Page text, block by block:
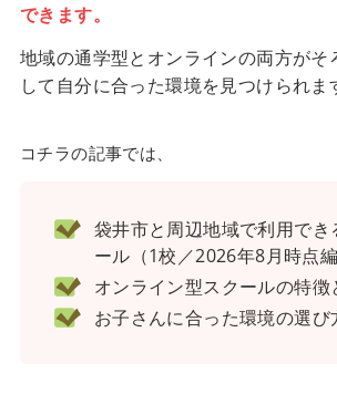
できます。
地域の通学型とオンラインの両方がそ
して自分に合った環境を見つけられま
コチラの記事では、
袋井市と周辺地域で利用でき
ール（1校／2026年8月時点編
オンライン型スクールの特徴
お子さんに合った環境の選び